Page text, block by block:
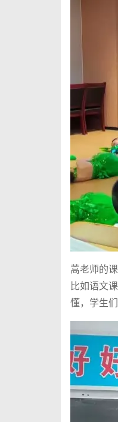
蒿老师的
比如语文
懂，学生